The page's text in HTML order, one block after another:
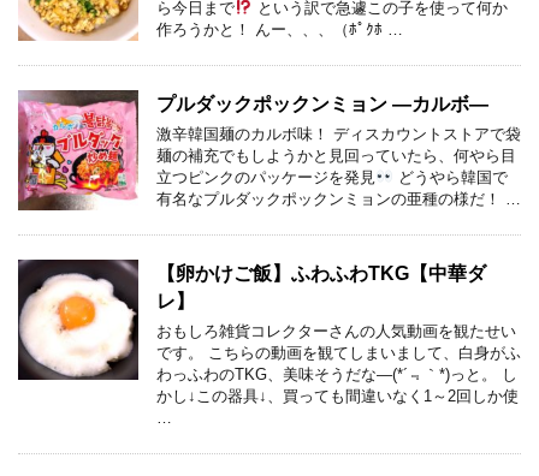
ら今日まで
という訳で急遽この子を使って何か
作ろうかと！ んー、、、（ﾎﾟｸﾎ …
プルダックポックンミョン ―カルボ―
激辛韓国麺のカルボ味！ ディスカウントストアで袋
麺の補充でもしようかと見回っていたら、何やら目
立つピンクのパッケージを発見
どうやら韓国で
有名なプルダックポックンミョンの亜種の様だ！ …
【卵かけご飯】ふわふわTKG【中華ダ
レ】
おもしろ雑貨コレクターさんの人気動画を観たせい
です。 こちらの動画を観てしまいまして、白身がふ
わっふわのTKG、美味そうだな―(*´﹃｀*)っと。 し
かし↓この器具↓、買っても間違いなく1～2回しか使